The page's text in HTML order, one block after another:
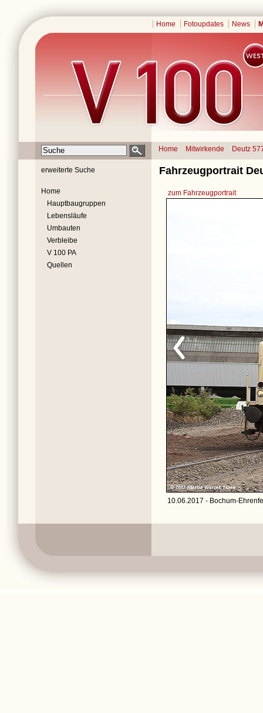
Home Fotoupdates News
Home Mitwirkende Deutz
erweiterte Suche
Home
Hauptbaugruppen
Lebensläufe
Umbauten
Verbleibe
V 100 PA
Quellen
Fahrzeugportrait
zum Fahrzeugportrait
10.06.2017 - Bochum-